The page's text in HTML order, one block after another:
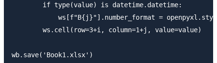
        if type(value) is datetime.datetime:
ws[f"B{j}"].number_format =
        ws.cell(row=3+i, column=1+j, value=value)